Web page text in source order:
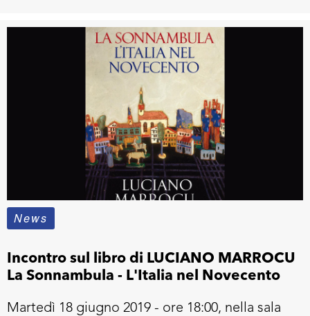
News
Incontro sul libro di LUCIANO MARROCU
La Sonnambula - L'Italia nel Novecento
Martedì 18 giugno 2019 - ore 18:00, nella sala